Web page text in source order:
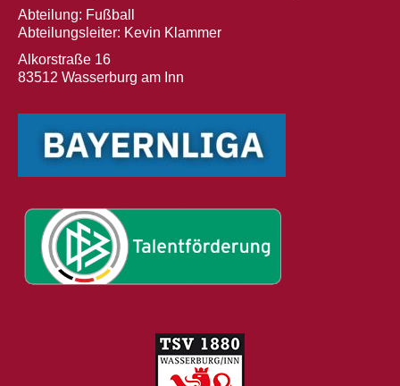
Abteilung: Fußball
Abteilungsleiter: Kevin Klammer
Alkorstraße 16
83512 Wasserburg am Inn